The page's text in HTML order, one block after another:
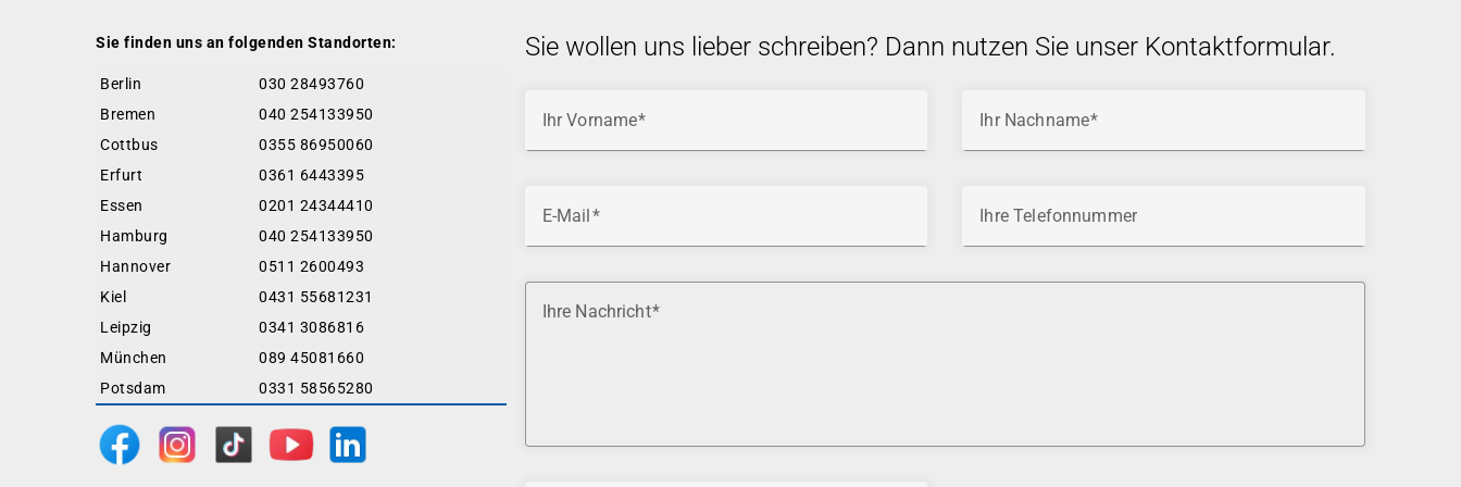
Sie finden uns an folgenden Standorten:
Berlin
030 28493760
Bremen
040 254133950
Cottbus
0355 86950060
Erfurt
0361 6443395
Essen
0201 24344410
Hamburg
040 254133950
Hannover
0511 2600493
Kiel
0431 55681231
Leipzig
0341 3086816
München
089 45081660
Potsdam
0331 58565280
Sie wollen uns lieber schreiben? Dann nutzen Sie unser Kontaktformular.
Ihr Vorname Ihr Nachname
E-Mail Ihre Telefonnummer
Ihre Nachricht